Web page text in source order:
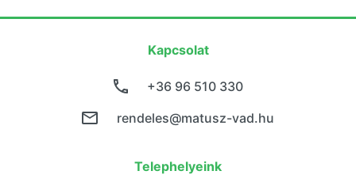
Kapcsolat
+36 96 510 330
rendeles@matusz-vad.hu
Telephelyeink